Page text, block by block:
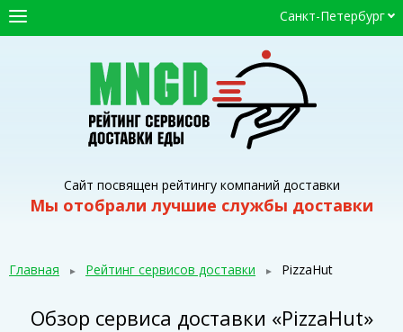
Сайт посвящен рейтингу компаний доставки
Мы отобрали лучшие службы доставки
СЕРВИСЫ ДОСТАВКИ
ПРОМОКОДЫ
СТАТЬИ
Главная Рейтинг сервисов доставки PizzaHut
Обзор сервиса доставки «PizzaHut»
Санкт-Петербург